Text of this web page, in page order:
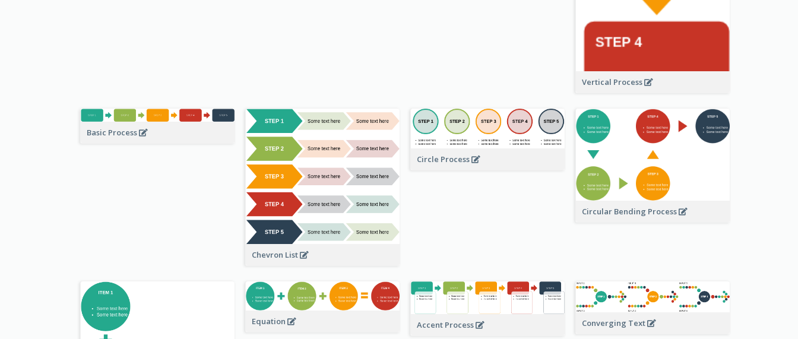
Vertical Process
Basic Process
Chevron List
Circle Process
Circular Bending Process
Equation Accent Process Converging Text